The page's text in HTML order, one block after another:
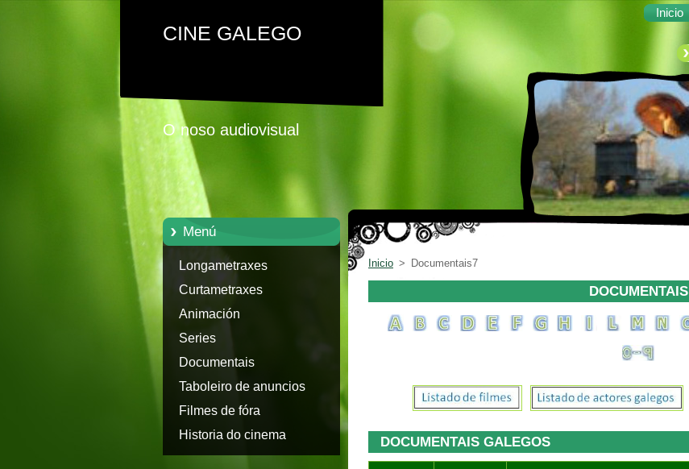
Inicio
CINE GALEGO
O noso audiovisual
Menú
Longametraxes
Curtametraxes
Animación
Series
Documentais
Taboleiro de anuncios
Filmes de fóra
Historia do cinema
Inicio > Documentais7
DOCUMENTAIS
DOCUMENTAIS GALEGOS